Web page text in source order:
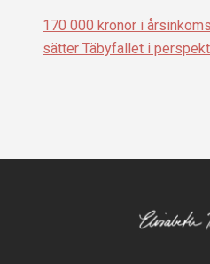
170 000 kronor i
sätter Täbyfallet i